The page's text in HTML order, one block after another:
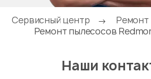
Сервисный центр → Ремонт
Ремонт пылесосов
Наши